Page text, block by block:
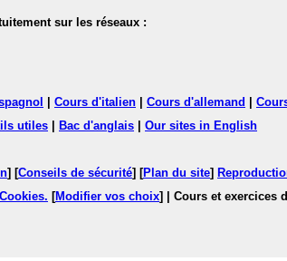
sur les réseaux :
Cours d'italien Cours d'allemand
utiles Bac d'anglais Our sites in English
] [Conseils de sécurité] [Plan du site]
Cookies. [Modifier vos choix]
| Cours et